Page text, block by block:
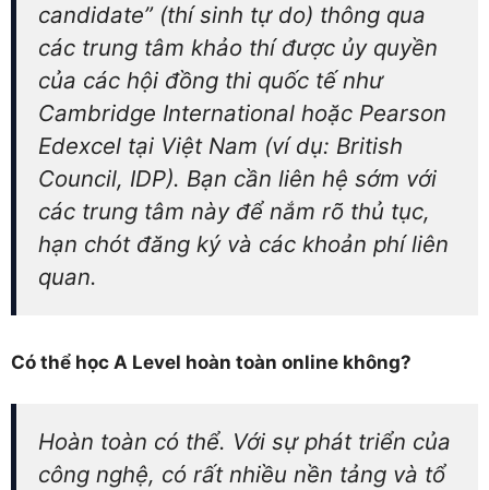
candidate” (thí sinh tự do) thông qua
các trung tâm khảo thí được ủy quyền
của các hội đồng thi quốc tế như
Cambridge International hoặc Pearson
Edexcel tại Việt Nam (ví dụ: British
Council, IDP). Bạn cần liên hệ sớm với
các trung tâm này để nắm rõ thủ tục,
hạn chót đăng ký và các khoản phí liên
quan.
Có thể học A Level hoàn toàn online không?
Hoàn toàn có thể. Với sự phát triển của
công nghệ, có rất nhiều nền tảng và tổ